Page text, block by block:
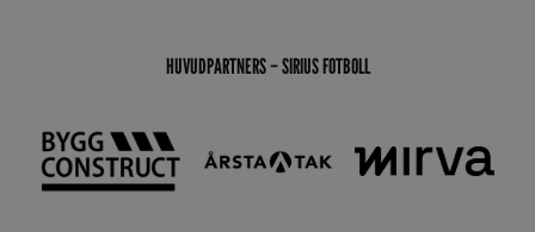
0
6
8
HUVUDPARTNERS – SIRIUS FOTBOLL